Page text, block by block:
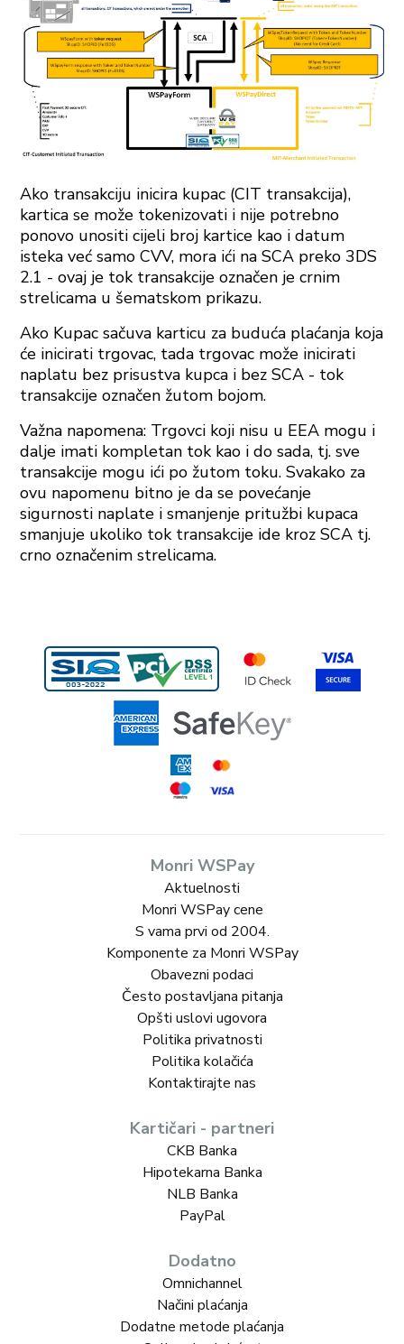
Ako transakciju inicira kupac (CIT transakcija),
kartica se može tokenizovati i nije potrebno
ponovo unositi cijeli broj kartice kao i datum
isteka već samo CVV, mora ići na SCA preko 3DS
2.1 - ovaj je tok transakcije označen je crnim
strelicama u šematskom prikazu.
Ako Kupac sačuva karticu za buduća plaćanja koja
će inicirati trgovac, tada trgovac može inicirati
naplatu bez prisustva kupca i bez SCA - tok
transakcije označen žutom bojom.
Važna napomena: Trgovci koji nisu u EEA mogu i
dalje imati kompletan tok kao i do sada, tj. sve
transakcije mogu ići po žutom toku. Svakako za
ovu napomenu bitno je da se povećanje
sigurnosti naplate i smanjenje pritužbi kupaca
smanjuje ukoliko tok transakcije ide kroz SCA tj.
crno označenim strelicama.
Monri WSPay
Aktuelnosti
Monri WSPay cene
S vama prvi od 2004.
Komponente za Monri WSPay
Obavezni podaci
Često postavljana pitanja
Opšti uslovi ugovora
Politika privatnosti
Politika kolačića
Kontaktirajte nas
Kartičari - partneri
CKB Banka
Hipotekarna Banka
NLB Banka
PayPal
Dodatno
Omnichannel
Načini plaćanja
Dodatne metode plaćanja